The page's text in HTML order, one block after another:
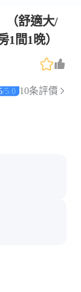
（舒適大/
間1晚）
/5.0 10条評價